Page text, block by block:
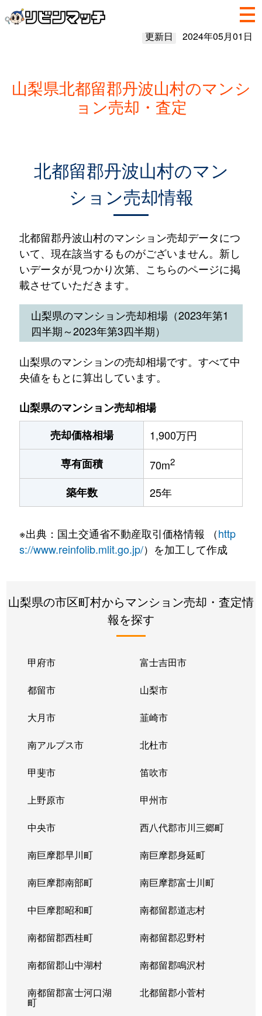
更新日 2024年05月01日
山梨県北都留郡丹波山村のマンシ
ョン売却・査定
北都留郡丹波山村のマン
ション売却情報
北都留郡丹波山村のマンション売却データにつ
いて、現在該当するものがございません。新し
いデータが見つかり次第、こちらのページに掲
載させていただきます。
山梨県のマンション売却相場（2023年第1
四半期～2023年第3四半期）
山梨県のマンションの売却相場です。すべて中
央値をもとに算出しています。
山梨県のマンション売却相場
売却価格相場
1,900万円
専有面積
70m2
築年数 25年
※出典：国土交通省不動産取引価格情報 （http
s://www.reinfolib.mlit.go.jp/）を加工して作成
山梨県の市区町村からマンション売却・査定情
報を探す
甲府市 富士吉田市
都留市 山梨市
大月市 韮崎市
南アルプス市 北杜市
甲斐市 笛吹市
上野原市 甲州市
中央市 西八代郡市川三郷町
南巨摩郡早川町 南巨摩郡身延町
南巨摩郡南部町 南巨摩郡富士川町
中巨摩郡昭和町 南都留郡道志村
南都留郡西桂町 南都留郡忍野村
南都留郡山中湖村 南都留郡鳴沢村
南都留郡富士河口湖
町
北都留郡小菅村